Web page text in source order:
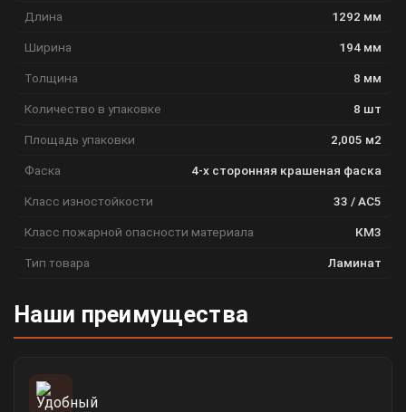
Длина 1292 мм
Ширина 194 мм
Толщина 8 мм
Количество в упаковке 8 шт
Площадь упаковки 2,005 м2
Фаска 4-х сторонняя крашеная фаска
Класс изностойкости 33 / АС5
Класс пожарной опасности материала КМ3
Тип товара Ламинат
Наши преимущества